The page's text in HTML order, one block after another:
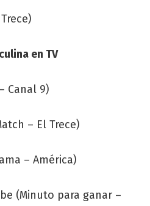
en TV
Canal 9)
– El Trece)
– América)
(Minuto para ganar –